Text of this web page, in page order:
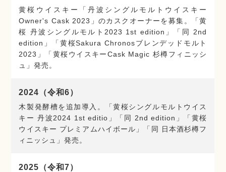
黄桜ウイスキー「丹波シングルモルトウイスキー
Owner's Cask 2023」のカスクオーナーを募集。「黄
桜 丹波シングルモルト2023 1st edition」「同 2nd
edition」「黄桜Sakura Chronosブレンデッドモルト
2023」「黄桜ウイスキーCask Magic 杉樽フィニッシ
ュ」発売。
2024（令和6）
木製発酵槽を追加導入。「黄桜シングルモルトウイス
キー 丹波2024 1st editio」「同 2nd edition」「黄桜
ウイスキー プレミアムハイボール」「同 日本酒杉樽フ
ィニッシュ」発売。
2025（令和7）